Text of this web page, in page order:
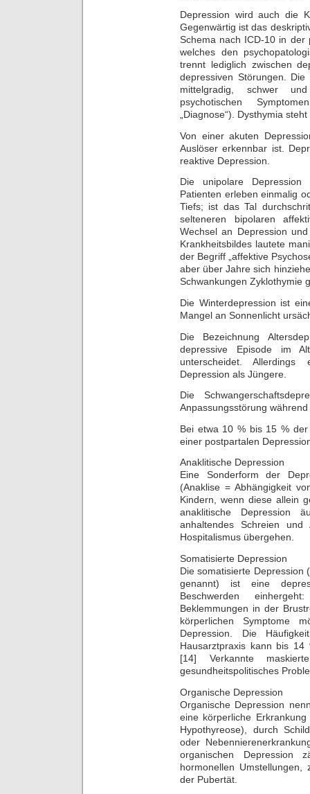
Depression wird auch die
Gegenwärtig ist das
Schema nach ICD-10 in der
welches den
trennt lediglich zwischen
depressiven Störungen.
mittelgradig, schwer
psychotischen
„Diagnose“). Dysthymia
Von einer akuten
Auslöser erkennbar ist.
reaktive Depression.
Die unipolare
Patienten erleben einmalig
Tiefs; ist das Tal
selteneren bipolaren
Wechsel an Depression
Krankheitsbildes lautete
der Begriff „affektive
aber über Jahre sich
Schwankungen Zyklothymie
Die Winterdepression ist
Mangel an Sonnenlicht
Die Bezeichnung
depressive Episode im
unterscheidet.
Depression als Jüngere.
Die
Anpassungsstörung
Bei etwa 10 % bis 15 %
einer postpartalen
Anaklitische Depression
Eine Sonderform der
(Anaklise = Abhängigkeit
Kindern, wenn diese allein
anaklitische Depression
anhaltendes Schreien
Hospitalismus übergehen.
Somatisierte Depression
Die somatisierte Depression
genannt) ist eine
Beschwerden
Beklemmungen in der
körperlichen Symptome
Depression. Die
Hausarztpraxis kann bis
[14] Verkannte
gesundheitspolitisches
Organische Depression
Organische Depression
eine körperliche
Hypothyreose), durch
oder
organischen Depression
hormonellen
der Pubertät.